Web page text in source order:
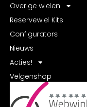
Overige wielen
Reservewiel Kits
Configurators
Nieuws
Acties!
Velgenshop